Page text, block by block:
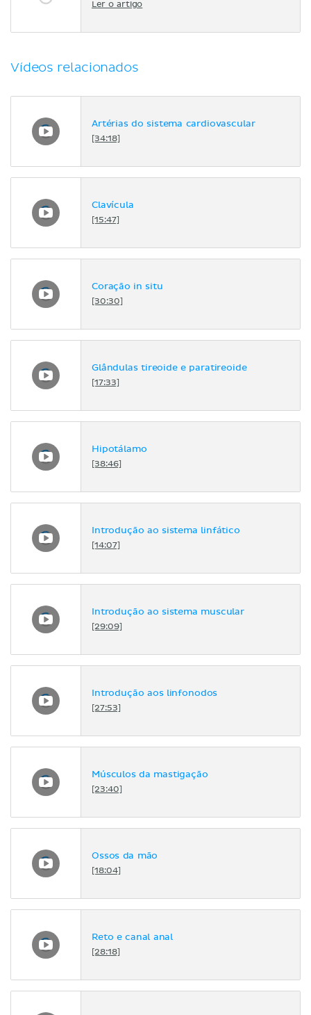
Ler o artigo
Vídeos relacionados
Artérias do sistema cardiovascular
[34:18]
Clavícula
[15:47]
Coração in situ
[30:30]
Glândulas tireoide e paratireoide
[17:33]
Hipotálamo
[38:46]
Introdução ao sistema linfático
[14:07]
Introdução ao sistema muscular
[29:09]
Introdução aos linfonodos
[27:53]
Músculos da mastigação
[23:40]
Ossos da mão
[18:04]
Reto e canal anal
[28:18]